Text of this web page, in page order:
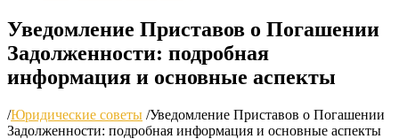
Уведомление Приставов о Погашении
Задолженности: подробная
информация и основные аспекты
/Юридические советы /Уведомление Приставов о Погашении
Задолженности: подробная информация и основные аспекты